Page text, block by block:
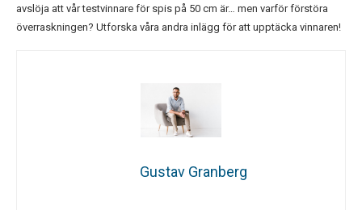
avslöja att vår testvinnare för spis på 50 cm är… men varför förstöra
överraskningen? Utforska våra andra inlägg för att upptäcka vinnaren!
Gustav Granberg